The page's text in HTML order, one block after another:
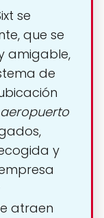
se
que se
amigable,
de
aeropuerto
y
atraen